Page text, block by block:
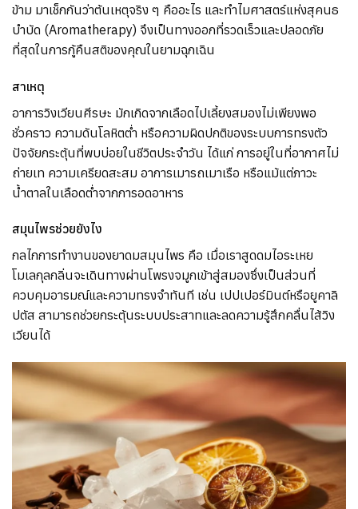
ข้าม มาเช็กกันว่าต้นเหตุจริง ๆ คืออะไร และทำไมศาสตร์แห่งสุคนธ
บำบัด (Aromatherapy) จึงเป็นทางออกที่รวดเร็วและปลอดภัย
ที่สุดในการกู้คืนสติของคุณในยามฉุกเฉิน
สาเหตุ
อาการวิงเวียนศีรษะ มักเกิดจากเลือดไปเลี้ยงสมองไม่เพียงพอ
ชั่วคราว ความดันโลหิตต่ำ หรือความผิดปกติของระบบการทรงตัว
ปัจจัยกระตุ้นที่พบบ่อยในชีวิตประจำวัน ได้แก่ การอยู่ในที่อากาศไม่
ถ่ายเท ความเครียดสะสม อาการเมารถเมาเรือ หรือแม้แต่ภาวะ
น้ำตาลในเลือดต่ำจากการอดอาหาร
สมุนไพรช่วยยังไง
กลไกการทำงานของยาดมสมุนไพร คือ เมื่อเราสูดดมไอระเหย
โมเลกุลกลิ่นจะเดินทางผ่านโพรงจมูกเข้าสู่สมองซึ่งเป็นส่วนที่
ควบคุมอารมณ์และความทรงจำทันที เช่น เปปเปอร์มินต์หรือยูคาลิ
ปตัส สามารถช่วยกระตุ้นระบบประสาทและลดความรู้สึกคลื่นไส้วิง
เวียนได้